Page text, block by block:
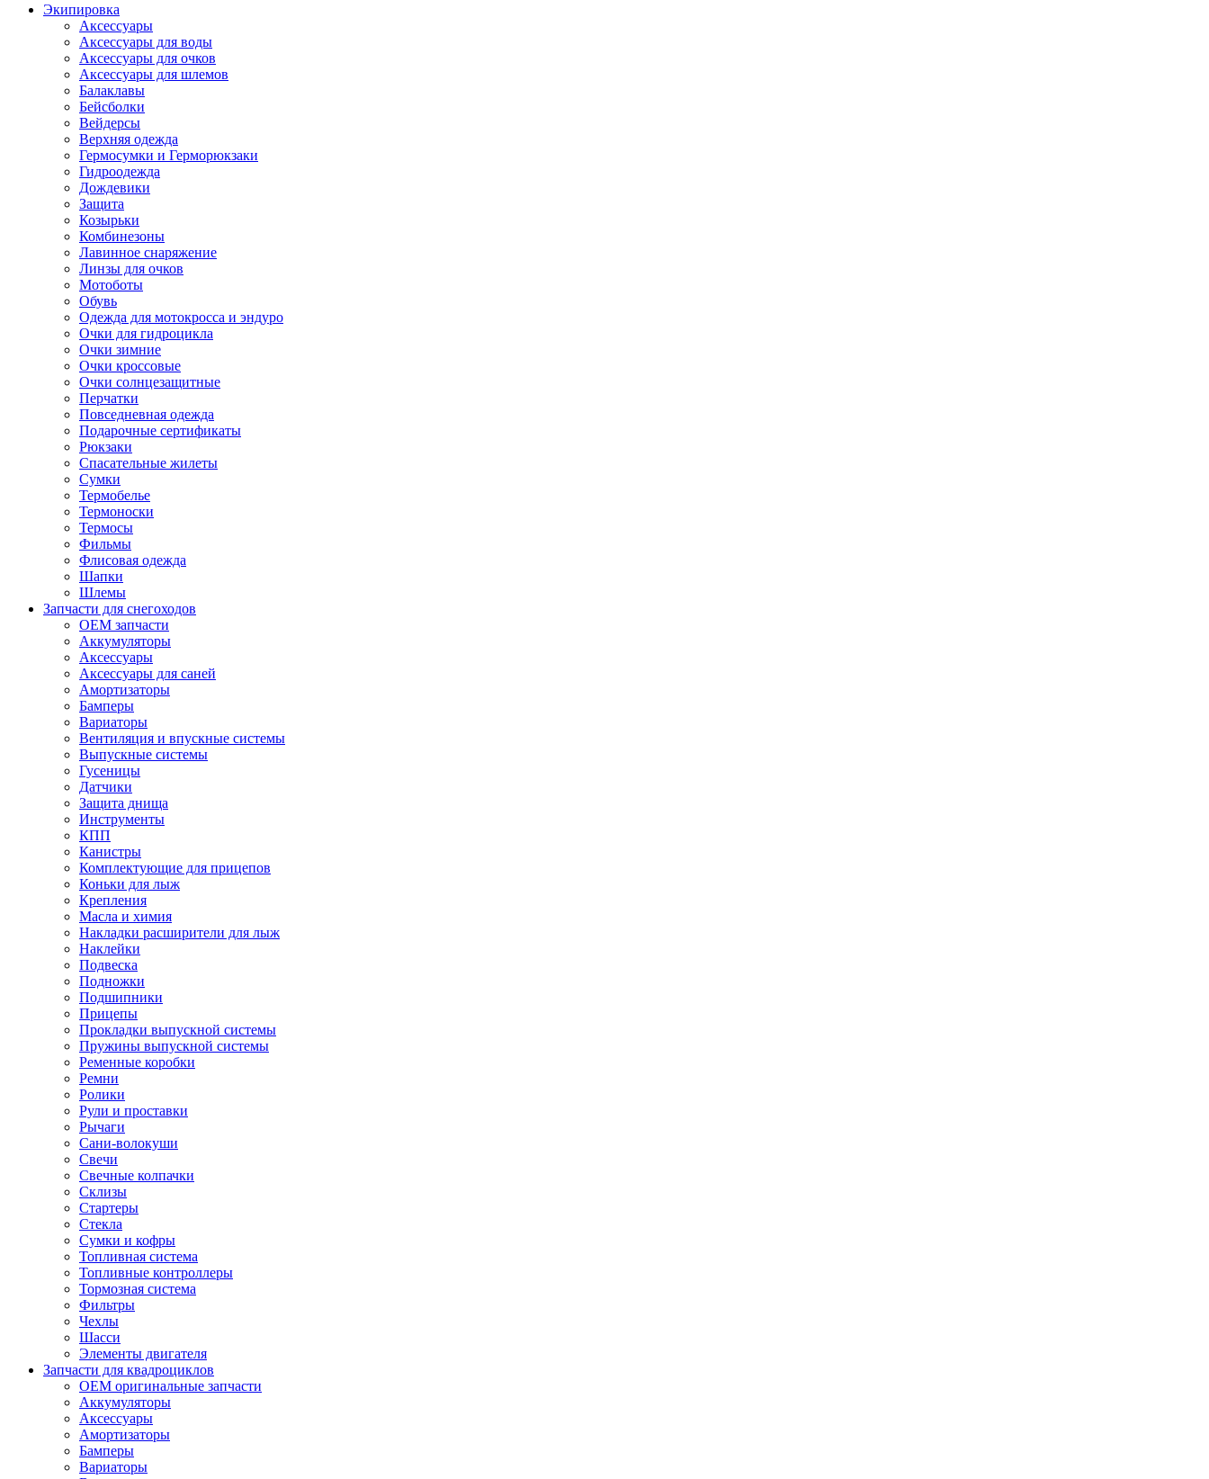
Экипировка
Аксессуары
Аксессуары для воды
Аксессуары для очков
Аксессуары для шлемов
Балаклавы
Бейсболки
Вейдерсы
Верхняя одежда
Гермосумки и Герморюкзаки
Гидроодежда
Дождевики
Защита
Козырьки
Комбинезоны
Лавинное снаряжение
Линзы для очков
Мотоботы
Обувь
Одежда для мотокросса и эндуро
Очки для гидроцикла
Очки зимние
Очки кроссовые
Очки солнцезащитные
Перчатки
Повседневная одежда
Подарочные сертификаты
Рюкзаки
Спасательные жилеты
Сумки
Термобелье
Термоноски
Термосы
Фильмы
Флисовая одежда
Шапки
Шлемы
Запчасти для снегоходов
OEM запчасти
Аккумуляторы
Аксессуары
Аксессуары для саней
Амортизаторы
Бамперы
Вариаторы
Вентиляция и впускные системы
Выпускные системы
Гусеницы
Датчики
Защита днища
Инструменты
КПП
Канистры
Комплектующие для прицепов
Коньки для лыж
Крепления
Масла и химия
Накладки расширители для лыж
Наклейки
Подвеска
Подножки
Подшипники
Прицепы
Прокладки выпускной системы
Пружины выпускной системы
Ременные коробки
Ремни
Ролики
Рули и проставки
Рычаги
Сани-волокуши
Свечи
Свечные колпачки
Склизы
Стартеры
Стекла
Сумки и кофры
Топливная система
Топливные контроллеры
Тормозная система
Фильтры
Чехлы
Шасси
Элементы двигателя
Запчасти для квадроциклов
OEM оригинальные запчасти
Аккумуляторы
Аксессуары
Амортизаторы
Бамперы
Вариаторы